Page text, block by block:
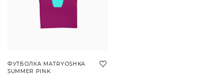
ФУТБОЛКА MATRYOSHKA
SUMMER PINK